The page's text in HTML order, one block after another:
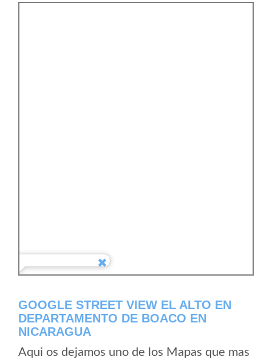
GOOGLE STREET VIEW EL ALTO EN
DEPARTAMENTO DE BOACO EN
NICARAGUA
Aqui os dejamos uno de los Mapas que mas